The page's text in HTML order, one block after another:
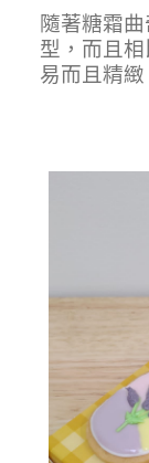
隨著糖霜
型，而且
易而且精